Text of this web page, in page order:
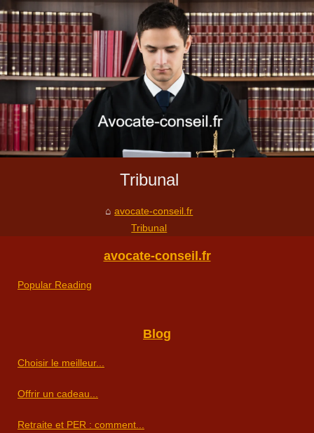
Tribunal
avocate-conseil.fr
Tribunal
avocate-conseil.fr
Popular Reading
Blog
Choisir le meilleur...
Offrir un cadeau...
Retraite et PER : comment...